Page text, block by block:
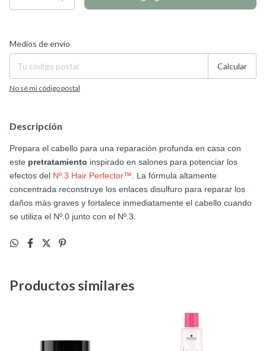
Entregas para el CP:
Medios de envío
Calcular
No sé mi código postal
Descripción
Prepara el cabello para una reparación profunda en casa con
este pretratamiento inspirado en salones para potenciar los
efectos del Nº.3 Hair Perfector™ . La fórmula altamente
concentrada reconstruye los enlaces disulfuro para reparar los
daños más graves y fortalece inmediatamente el cabello cuando
se utiliza el Nº.0 junto con el Nº.3.
Productos similares